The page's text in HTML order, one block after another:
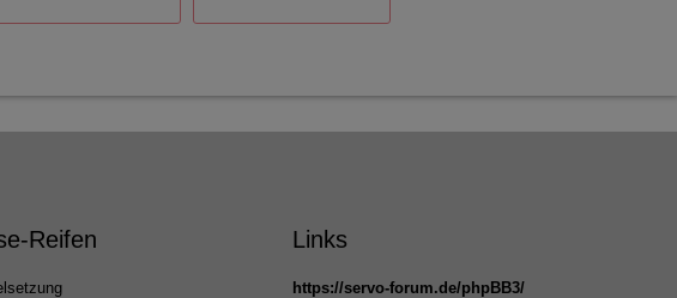
Reifen Links
https://servo-forum.de/phpBB3/